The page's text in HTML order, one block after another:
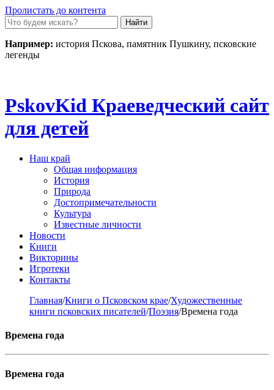
Пролистать до контента
Например: история Пскова, памятник Пушкину, псковские
легенды
PskovKid Краеведческий сайт
для детей
Наш край
Общая информация
История
Природа
Достопримечательности
Культура
Известные личности
Новости
Книги
Викторины
Игротеки
Контакты
Главная/Книги о Псковском крае/Художественные
книги псковских писателей/Поэзия/Времена года
Времена года
Времена года